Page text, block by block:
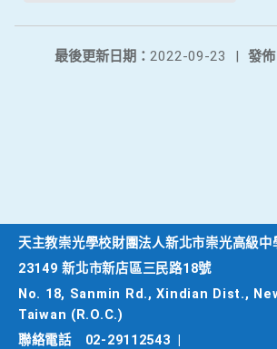
發佈
最後更新日期： 2022-09-23
|
天主教崇光學校財團法人新北市崇光高級中
23149 新北市新店區三民路18號
No. 18, Sanmin Rd., Xindian Dist.,
Taiwan (R.O.C.)
聯絡電話
02-29112543